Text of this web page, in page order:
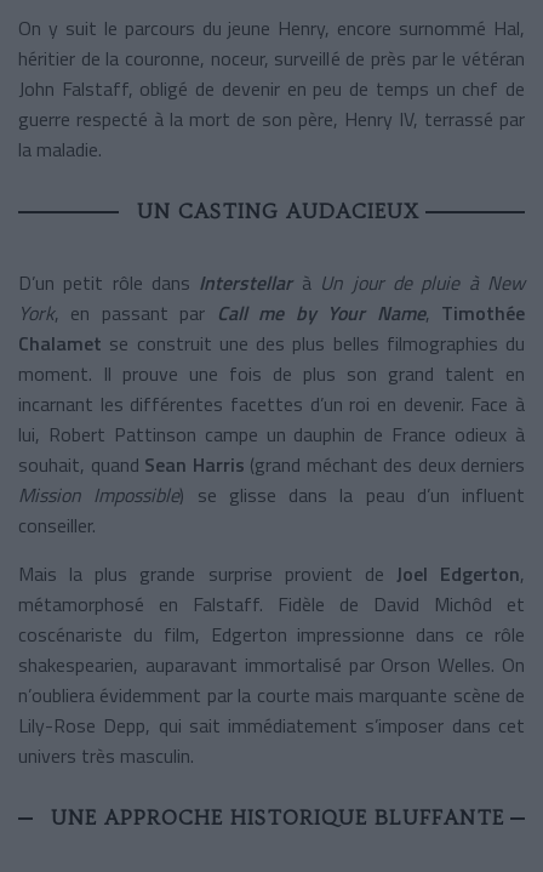
On y suit le parcours du jeune Henry, encore surnommé Hal,
héritier de la couronne, noceur, surveillé de près par le vétéran
John Falstaff, obligé de devenir en peu de temps un chef de
guerre respecté à la mort de son père, Henry IV, terrassé par
la maladie.
UN CASTING AUDACIEUX
D’un petit rôle dans Interstellarà Un jour de pluie à New
York, en passant par Call me by Your Name, Timothée
Chalamet se construit une des plus belles filmographies du
moment. Il prouve une fois de plus son grand talent en
incarnant les différentes facettes d’un roi en devenir. Face à
lui, Robert Pattinson campe un dauphin de France odieux à
souhait, quand Sean Harris (grand méchant des deux derniers
Mission Impossible) se glisse dans la peau d’un influent
conseiller.
Mais la plus grande surprise provient de Joel Edgerton,
métamorphosé en Falstaff. Fidèle de David Michôd et
coscénariste du film, Edgerton impressionne dans ce rôle
shakespearien, auparavant immortalisé par Orson Welles. On
n’oubliera évidemment par la courte mais marquante scène de
Lily-Rose Depp, qui sait immédiatement s’imposer dans cet
univers très masculin.
UNE APPROCHE HISTORIQUE BLUFFANTE